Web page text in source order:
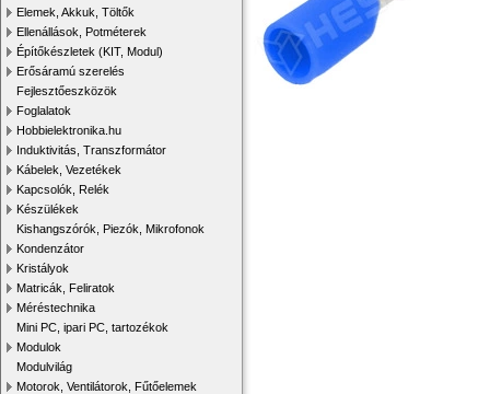
Elemek, Akkuk, Töltők
Ellenállások, Potméterek
Építőkészletek (KIT, Modul)
Erősáramú szerelés
Fejlesztőeszközök
Foglalatok
Hobbielektronika.hu
Induktivitás, Transzformátor
Kábelek, Vezetékek
Kapcsolók, Relék
Készülékek
Kishangszórók, Piezók, Mikrofonok
Kondenzátor
Kristályok
Matricák, Feliratok
Méréstechnika
Mini PC, ipari PC, tartozékok
Modulok
Modulvilág
Motorok, Ventilátorok, Fűtőelemek